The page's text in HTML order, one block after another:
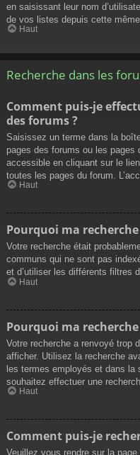
en saisissant leur nom
de vos listes depuis cette même
Haut
Recherche dans les
Comment puis-je
des forums ?
Saisissez un terme dans la
pages des forums ou les
accessible en cliquant sur le
toutes les pages du forum.
Haut
Pourquoi ma
Votre recherche était
communs qui ne sont pas
et d’utiliser les différents filtres
Haut
Pourquoi ma
Votre recherche a renvoyé trop
afficher. Utilisez la recherche
les termes employés et dans
souhaitez effectuer une
Haut
Comment puis-je
Veuillez vous rendre sur la